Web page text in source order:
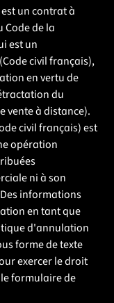
un contrat à
Code de la
est un
civil français),
en vertu de
du
vente à distance).
civil français) est
opération
ni à son
informations
en tant que
d'annulation
forme de texte
exercer le droit
formulaire de